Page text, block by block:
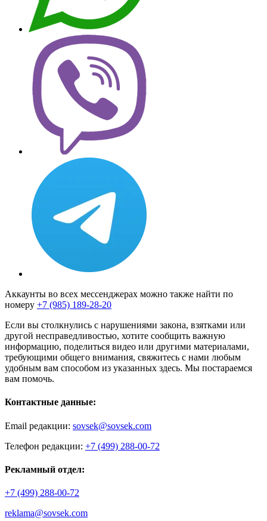
Аккаунты во всех мессенджерах можно также найти по
номеру +7 (985) 189-28-20
Если вы столкнулись с нарушениями закона, взятками или
другой несправедливостью, хотите сообщить важную
информацию, поделиться видео или другими материалами,
требующими общего внимания, свяжитесь с нами любым
удобным вам способом из указанных здесь. Мы постараемся
вам помочь.
Контактные данные:
Email редакции: sovsek@sovsek.com
Телефон редакции: +7 (499) 288-00-72
Рекламный отдел:
+7 (499) 288-00-72
reklama@sovsek.com